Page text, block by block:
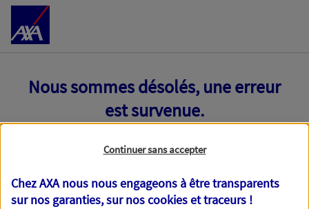
Accéder au Contenu
Nous sommes désolés, une erreur
est survenue.
Continuer sans accepter
Chez AXA nous nous engageons à être transparents
sur nos garanties, sur noscookies et traceurs !